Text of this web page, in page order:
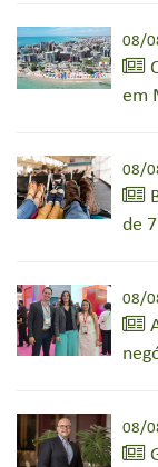
08/
em
08/
de
08/
08/